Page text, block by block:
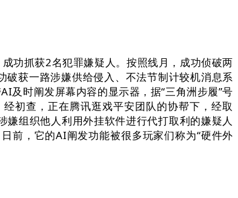
功抓获2名犯罪嫌疑人。按照线月，成功侦破两
获一路涉嫌供给侵入、不法节制计较机消息系
及时阐发屏幕内容的显示器，据“三角洲步履”号
初查，正在腾讯逛戏平安团队的协帮下，经取
组织他人利用外挂软件进行代打取利的嫌疑人
前，它的AI阐发功能被很多玩家们称为“硬件外